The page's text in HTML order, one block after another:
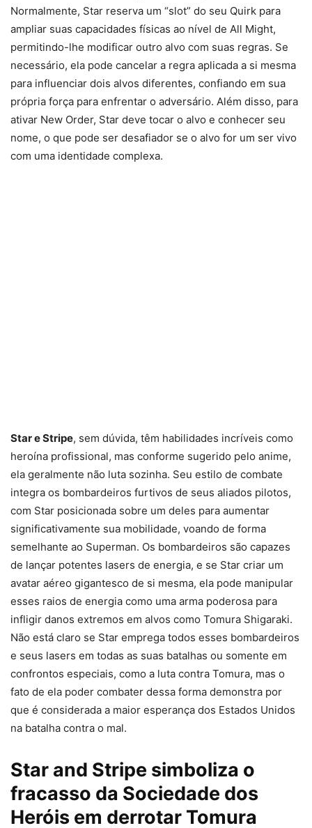
Normalmente, Star reserva um “slot” do seu Quirk para
ampliar suas capacidades físicas ao nível de All Might,
permitindo-lhe modificar outro alvo com suas regras. Se
necessário, ela pode cancelar a regra aplicada a si mesma
para influenciar dois alvos diferentes, confiando em sua
própria força para enfrentar o adversário. Além disso, para
ativar New Order, Star deve tocar o alvo e conhecer seu
nome, o que pode ser desafiador se o alvo for um ser vivo
com uma identidade complexa.
Star e Stripe, sem dúvida, têm habilidades incríveis como
heroína profissional, mas conforme sugerido pelo anime,
ela geralmente não luta sozinha. Seu estilo de combate
integra os bombardeiros furtivos de seus aliados pilotos,
com Star posicionada sobre um deles para aumentar
significativamente sua mobilidade, voando de forma
semelhante ao Superman. Os bombardeiros são capazes
de lançar potentes lasers de energia, e se Star criar um
avatar aéreo gigantesco de si mesma, ela pode manipular
esses raios de energia como uma arma poderosa para
infligir danos extremos em alvos como Tomura Shigaraki.
Não está claro se Star emprega todos esses bombardeiros
e seus lasers em todas as suas batalhas ou somente em
confrontos especiais, como a luta contra Tomura, mas o
fato de ela poder combater dessa forma demonstra por
que é considerada a maior esperança dos Estados Unidos
na batalha contra o mal.
Star and Stripe simboliza o
fracasso da Sociedade dos
Heróis em derrotar Tomura